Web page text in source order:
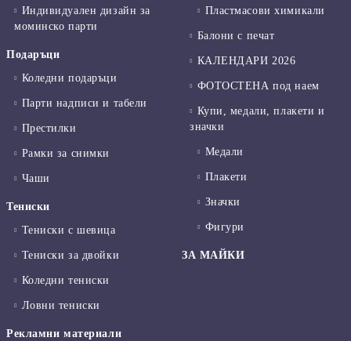
Индивидуален дизайн за
моминско парти
Подаръци
Коледни подаръци
Парти надписи и табели
Престилки
Рамки за снимки
Чаши
Тениски
Тениски с шевица
Тениски за двойки
Коледни тениски
Ловни тениски
Рекламни материали
Пластмасови химикали
Балони с печат
КАЛЕНДАРИ 2026
ФОТОСТЕНА под наем
Купи, медали, плакети и
значки
Медали
Плакети
Значки
Фигури
ЗА МАЙКИ